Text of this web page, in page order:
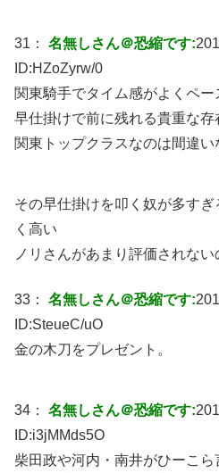
31： 名無しさん＠恐縮です:
ID:HZoZyrw/0
関東騎手でタイム感がよくペー
早仕掛けで前に残れる貴重な存
関東トップクラスなのは間違い
その早仕掛けを叩く奴が多す
く高い
ノリさんがあまり評価されな
33： 名無しさん＠恐縮です:
ID:SteueC/uO
金の木刀をプレゼント。
34： 名無しさん＠恐縮です:
ID:i3jMMds5O
柴田政や河内・南井がひーこ